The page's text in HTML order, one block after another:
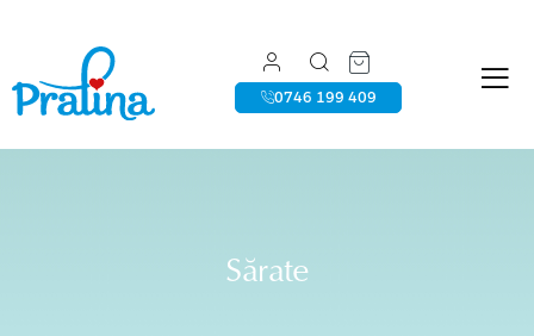
0746 199 409
Sărate